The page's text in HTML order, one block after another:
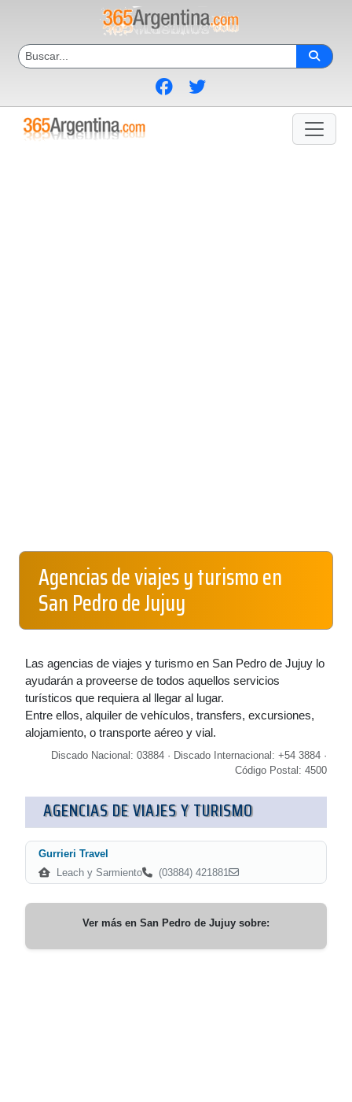
Agencias de viajes y turismo en
San Pedro de Jujuy
Las agencias de viajes y turismo en San Pedro de Jujuy lo
ayudarán a proveerse de todos aquellos servicios
turísticos que requiera al llegar al lugar.
Entre ellos, alquiler de vehículos, transfers, excursiones,
alojamiento, o transporte aéreo y vial.
Discado Nacional: 03884 · Discado Internacional: +54 3884 ·
Código Postal: 4500
AGENCIAS DE VIAJES Y TURISMO
Gurrieri Travel
Leach y Sarmiento
(03884) 421881
Ver más en San Pedro de Jujuy sobre: